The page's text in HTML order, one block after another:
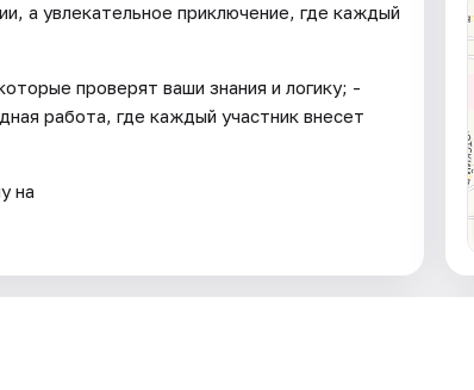
а увлекательное приключение, где каждый
проверят ваши знания и логику; -
работа, где каждый участник внесет
на